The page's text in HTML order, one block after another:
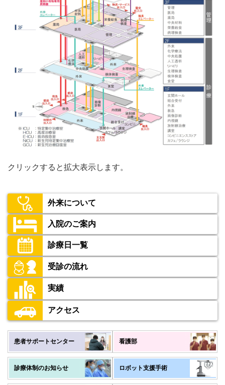
クリックすると拡大表示します。
外来について
入院のご案内
診療日一覧
受診の流れ
実績
アクセス
患者サポートセンター 看護部
診療体制のお知らせ ロボット支援手術